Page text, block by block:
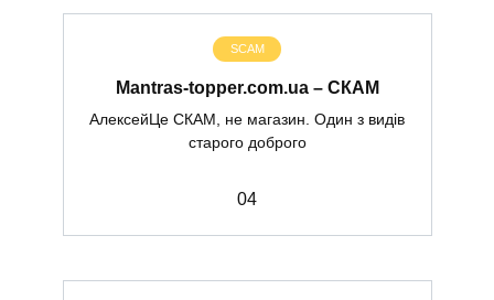
SCAM
Mantras-topper.com.ua – СКАМ
АлексейЦе СКАМ, не магазин. Один з видів
старого доброго
04